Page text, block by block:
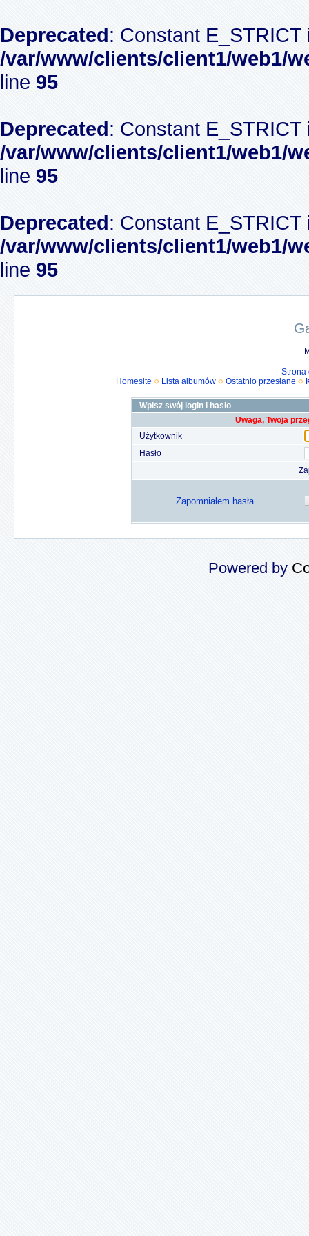
Deprecated: Constant
/var/www/clients/client1/web1/
line 95
Deprecated: Constant
/var/www/clients/client1/web1/
line 95
Deprecated: Constant
/var/www/clients/client1/web1/
line 95
Strona
Homesite
Lista albumów Ostatnio przesłane
Wpisz swój login i hasło
Uwaga, Twoja
Użytkownik
Hasło
Zapomniałem hasła
Powered by